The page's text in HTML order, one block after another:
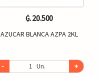
₲. 20.500
AZUCAR BLANCA AZPA 2KL
- Un. +